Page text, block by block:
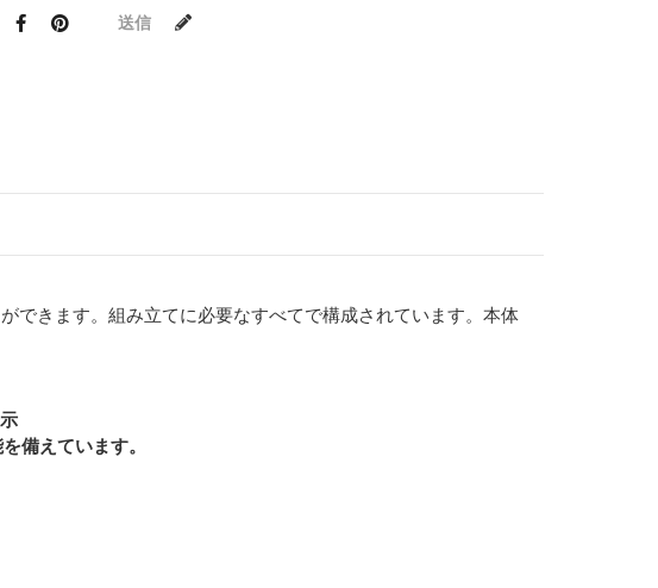
送信
できます。組み立てに必要なすべてで構成されています。本体
備えています。